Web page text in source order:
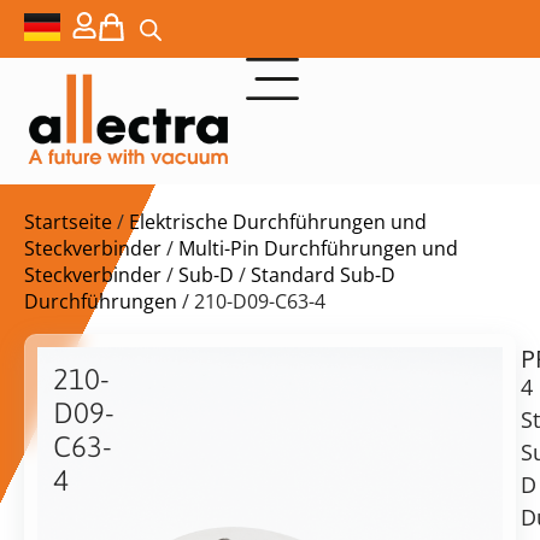
Startseite/ Elektrische Durchführungen und
Steckverbinder/ Multi-Pin Durchführungen und
Steckverbinder/Sub-D /Standard Sub-D
Durchführungen / 210-D09-C63-4
210-
D09-
C63-
4
$
4
D